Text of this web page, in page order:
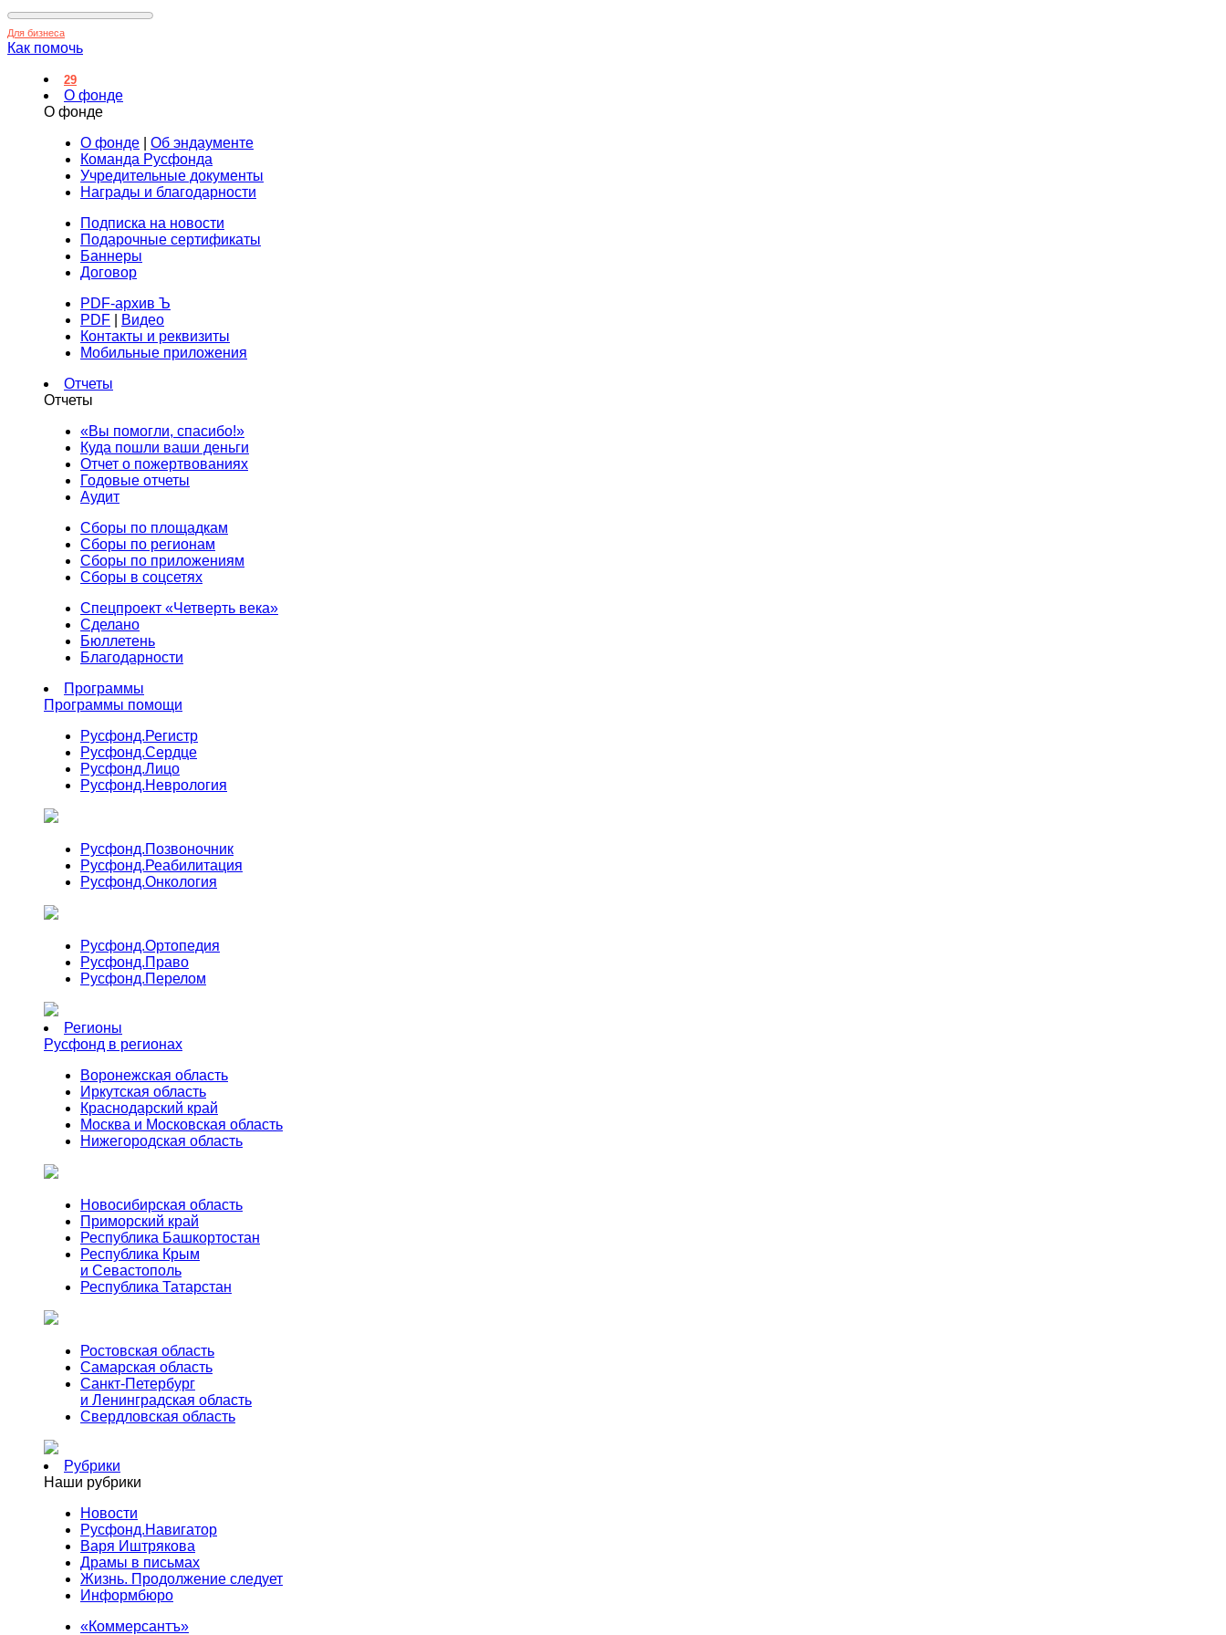
Для бизнеса
Как помочь
29
О фонде
О фонде
О фонде
Об эндаументе
Команда Русфонда
Учредительные документы
Награды и благодарности
Подписка на новости
Подарочные сертификаты
Баннеры
Договор
PDF-архив Ъ
PDF
Видео
Контакты и реквизиты
Мобильные приложения
Отчеты
Отчеты
«Вы помогли, спасибо!»
Куда пошли ваши деньги
Отчет о пожертвованиях
Годовые отчеты
Аудит
Сборы по площадкам
Сборы по регионам
Сборы по приложениям
Сборы в соцсетях
Спецпроект «Четверть века»
Сделано
Бюллетень
Благодарности
Программы
Программы помощи
Русфонд.Регистр
Русфонд.Сердце
Русфонд.Лицо
Русфонд.Неврология
Русфонд.Позвоночник
Русфонд.Реабилитация
Русфонд.Онкология
Русфонд.Ортопедия
Русфонд.Право
Русфонд.Перелом
Регионы
Русфонд в регионах
Воронежская область
Иркутская область
Краснодарский край
Москва и Московская область
Нижегородская область
Новосибирская область
Приморский край
Республика Башкортостан
Республика Крым
и Севастополь
Республика Татарстан
Ростовская область
Самарская область
Санкт-Петербург
и Ленинградская область
Свердловская область
Рубрики
Наши рубрики
Новости
Русфонд.Навигатор
Варя Иштрякова
Драмы в письмах
Жизнь. Продолжение следует
Информбюро
«Коммерсантъ»